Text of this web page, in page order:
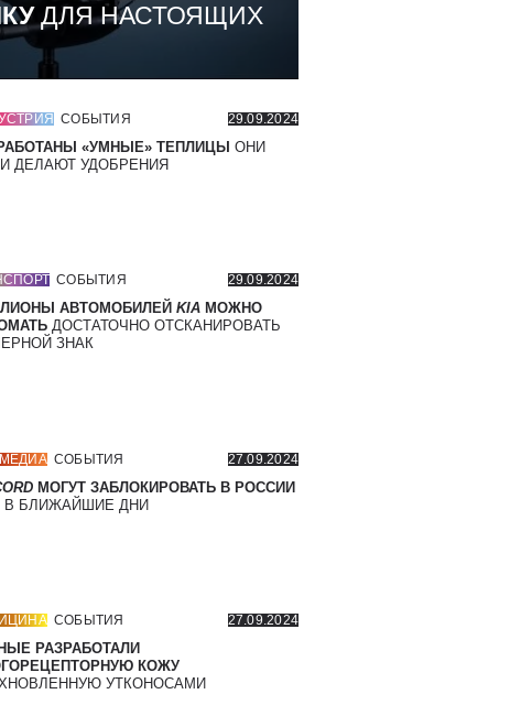
ДЛЯ НАСТОЯЩИХ
СОБЫТИЯ 29.09.2024
«УМНЫЕ» ТЕПЛИЦЫ ОНИ
ДЕЛАЮТ УДОБРЕНИЯ
СОБЫТИЯ 29.09.2024
АВТОМОБИЛЕЙ KIA МОЖНО
ДОСТАТОЧНО ОТСКАНИРОВАТЬ
ЗНАК
СОБЫТИЯ 27.09.2024
МОГУТ ЗАБЛОКИРОВАТЬ В РОССИИ
В БЛИЖАЙШИЕ ДНИ
СОБЫТИЯ 27.09.2024
РАЗРАБОТАЛИ
КОЖУ
УТКОНОСАМИ